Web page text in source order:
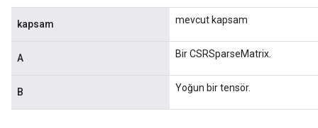
kapsam mevcut kapsam
A Bir CSRSparseMatrix.
B Yoğun bir tensör.